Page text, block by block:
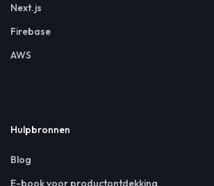
Next.js
Firebase
AWS
Hulpbronnen
Blog
E-book voor productontdekking